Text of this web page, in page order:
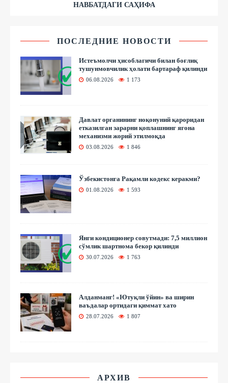
НАВБАТДАГИ САҲИФА
ПОСЛЕДНИЕ НОВОСТИ
Истеъмолчи ҳисоблагичи билан боғлиқ
тушунмовчилик ҳолати бартараф қилинди
06.08.2026 1 173
Давлат органининг ноқонуний қароридан
етказилган зарарни қоплашнинг ягона
механизми жорий этилмоқда
03.08.2026 1 846
Ўзбекистонга Рақамли кодекс керакми?
01.08.2026 1 593
Янги кондиционер совутмади: 7,5 миллион
сўмлик шартнома бекор қилинди
30.07.2026 1 763
Алданманг! «Ютуқли ўйин» ва ширин
ваъдалар ортидаги қиммат хато
28.07.2026 1 807
АРХИВ